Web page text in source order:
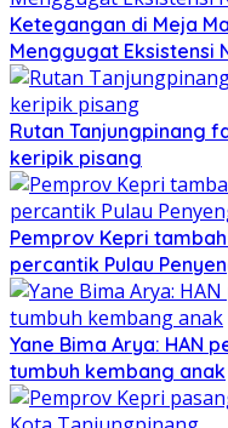
Ketegangan di Meja
Menggugat Eksistensi
Rutan Tanjungpinang
keripik pisang
Pemprov Kepri
percantik Pulau
Yane Bima Arya: HAN
tumbuh kembang anak